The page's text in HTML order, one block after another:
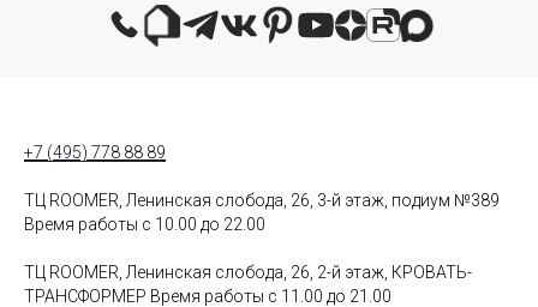
+7 (495) 778 88 89
ТЦ ROOMER, Ленинская слобода, 26, 3-й этаж, подиум №389
Время работы с 10.00 до 22.00
ТЦ ROOMER, Ленинская слобода, 26, 2-й этаж, КРОВАТЬ-
ТРАНСФОРМЕР Время работы с 11.00 до 21.00